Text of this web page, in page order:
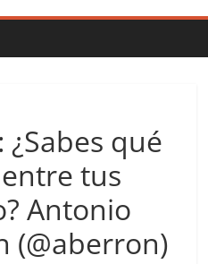
¿Sabes qué
tus
Antonio
(@aberron)